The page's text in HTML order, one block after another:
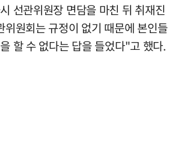
선관위원장 면담을 마친 뒤 취재진
원회는 규정이 없기 때문에 본인들
할 수 없다는 답을 들었다"고 했다.